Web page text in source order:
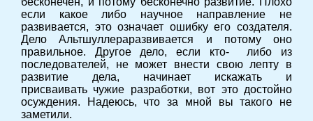
если какое либо научное направление не
развивается, это означает ошибку его создателя.
Дело Альтшуллераразвивается и потому оно
правильное. Другое дело, если кто- либо из
последователей, не может внести свою лепту в
развитие дела, начинает искажать и
присваивать чужие разработки, вот это достойно
осуждения. Надеюсь, что за мной вы такого не
заметили.